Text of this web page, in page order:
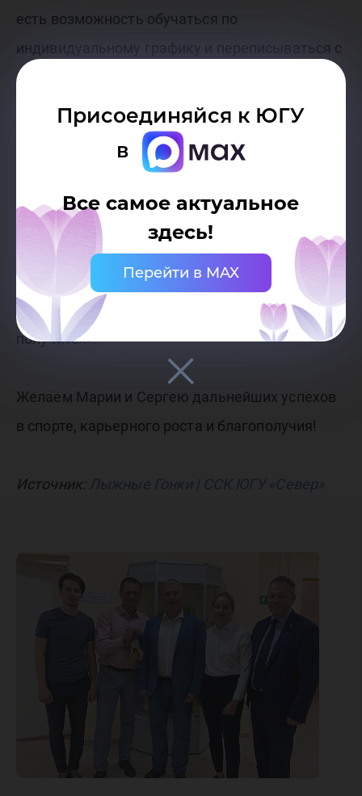
Присоединяйся к ЮГУ
в
Все самое актуальное
здесь!
Перейти в MAX
есть возможность обучаться по
индивидуальному графику и переписываться с
преподавателями лично. Мне понравилось, что
можно получать образование, когда
находишься на сборах и соревнованиях», –
рассказал Сергей.
Также выпускники побывали в нашей
тренерской и оставили свои автографы.
Сергей Ермилов дал наставление студентам-
лыжникам: «Не сдавайтесь! Если есть цель, всё
получится».
Желаем Марии и Сергею дальнейших успехов
в спорте, карьерного роста и благополучия!
Источник: Лыжные Гонки | ССК ЮГУ «Север»